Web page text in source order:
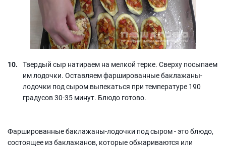
Твердый сыр натираем на мелкой терке. Сверху посыпаем
им лодочки. Оставляем фаршированные баклажаны-
лодочки под сыром выпекаться при температуре 190
градусов 30-35 минут. Блюдо готово.
Фаршированные баклажаны-лодочки под сыром - это блюдо,
состоящее из баклажанов, которые обжариваются или